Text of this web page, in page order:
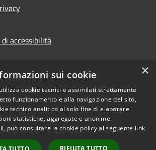
accessibilità
Copyright © 2026 • Comune di
×
sui cookie
cookie tecnici e assimilati strettamente
funzionamento e alla navigazione del sito,
tecnico analitico al solo fine di elaborare
statistiche, aggregate e anonime.
può consultare la cookie policy al seguente link
RIFIUTA TUTTO